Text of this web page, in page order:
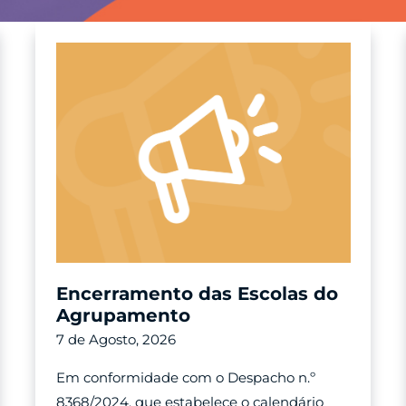
Encerramento das Escolas do
Agrupamento
7 de Agosto, 2026
Em conformidade com o Despacho n.º
8368/2024, que estabelece o calendário